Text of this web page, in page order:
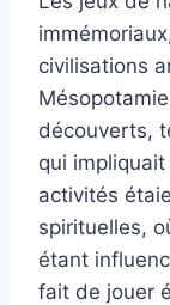
civilisations
découverts,
qui
activités
spirituelles,
étant
fait de jouer